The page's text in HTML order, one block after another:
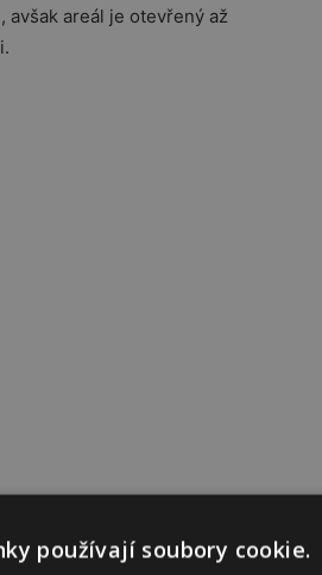
avšak areál je otevřený až
používají soubory cookie.